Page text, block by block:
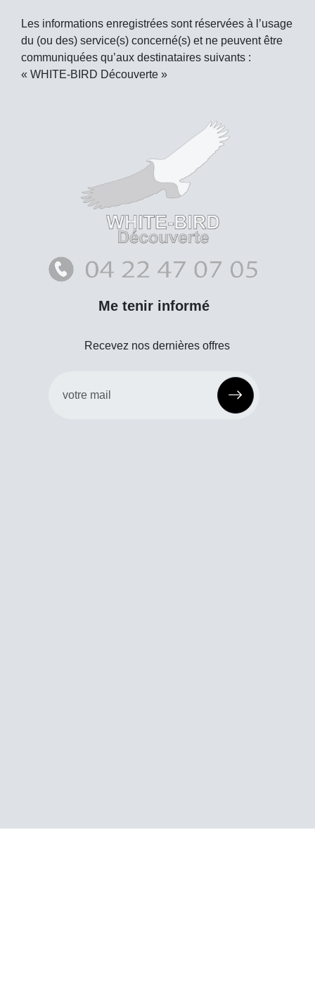
Les informations enregistrées sont réservées à l’usage
du (ou des) service(s) concerné(s) et ne peuvent être
communiquées qu’aux destinataires suivants :
« WHITE-BIRD Découverte »
Me tenir informé
Recevez nos dernières offres